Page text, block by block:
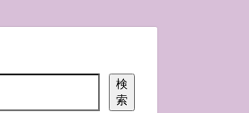
検
索